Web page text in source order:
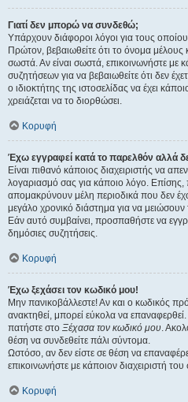
Γιατί δεν μπορώ να συνδεθώ;
Υπάρχουν διάφοροι λόγοι για τους
Πρώτον, βεβαιωθείτε ότι το όνομα
σωστά. Αν είναι σωστά, επικοινωνήστε με
συζητήσεων για να βεβαιωθείτε ότι δεν
ο ιδιοκτήτης της ιστοσελίδας να έχει
χρειάζεται να το διορθώσει.
Κορυφή
Έχω εγγραφεί κατά το παρελθόν αλλά
Είναι πιθανό κάποιος διαχειριστής να
λογαριασμό σας για κάποιο λόγο.
απομακρύνουν μέλη περιοδικά που δεν
μεγάλο χρονικό διάστημα για να
Εάν αυτό συμβαίνει, προσπαθήστε να
δημόσιες συζητήσεις.
Κορυφή
Έχω ξεχάσει τον κωδικό μου!
Μην πανικοβάλλεστε! Αν και ο κωδικός
ανακτηθεί, μπορεί εύκολα να
πατήστε στο Ξέχασα τον κωδικό μου.
θέση να συνδεθείτε πάλι σύντομα.
Ωστόσο, αν δεν είστε σε θέση να
επικοινωνήστε με κάποιον διαχειριστή
Κορυφή